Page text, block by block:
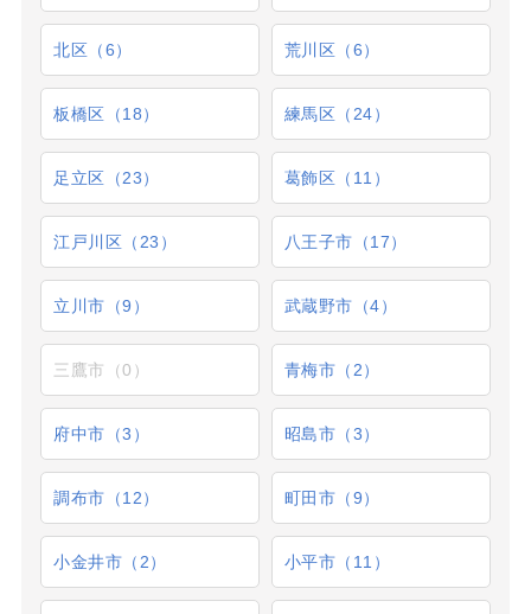
北区（6） 荒川区（6）
板橋区（18） 練馬区（24）
足立区（23） 葛飾区（11）
江戸川区（23） 八王子市（17）
立川市（9） 武蔵野市（4）
三鷹市（0） 青梅市（2）
府中市（3） 昭島市（3）
調布市（12） 町田市（9）
小金井市（2） 小平市（11）